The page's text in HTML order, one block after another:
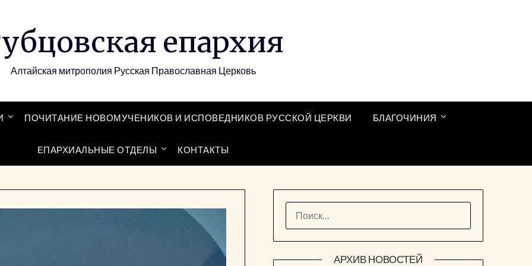
епархия
Алтайская митрополия Русская Православная Церковь
ПОЧИТАНИЕ НОВОМУЧЕНИКОВ И ИСПОВЕДНИКОВ РУССКОЙ ЦЕРКВИ БЛАГОЧИНИЯ
ЕПАРХИАЛЬНЫЕ ОТДЕЛЫ КОНТАКТЫ
АРХИВ НОВОСТЕЙ